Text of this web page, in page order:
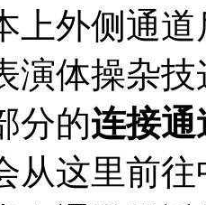
推文①、
日， C2機関
加公演门
8月3・4・
上外侧通
演体操杂
的连接通
从这里前